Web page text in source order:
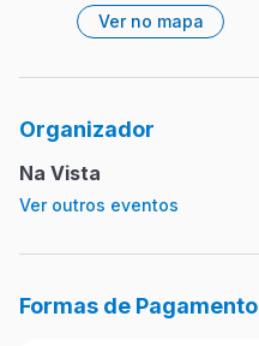
Ver no mapa
Organizador
Na Vista
Ver outros eventos
Formas de Pagamento